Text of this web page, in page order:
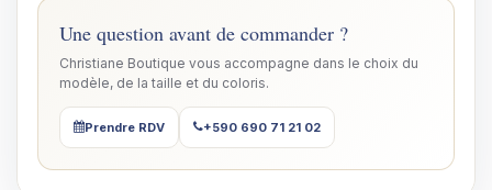
Une question avant de commander ?
Christiane Boutique vous accompagne dans le choix du
modèle, de la taille et du coloris.
Prendre RDV +590 690 71 21 02